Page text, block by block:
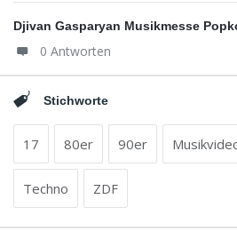
Djivan Gasparyan Musikmesse
0 Antworten
Stichworte
17 80er 90er
Techno ZDF